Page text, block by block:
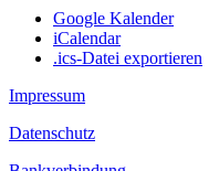
Google Kalender
iCalendar
.ics-Datei exportieren
Impressum
Datenschutz